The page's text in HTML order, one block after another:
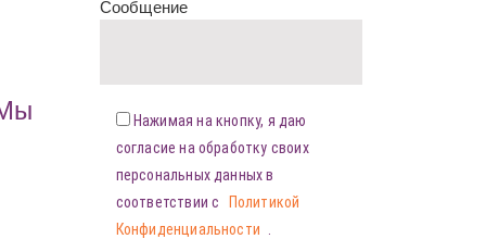
Сообщение
Нажимая на кнопку, я даю
согласие на обработку своих
персональных данных в
соответствии с
Политикой
Конфиденциальности